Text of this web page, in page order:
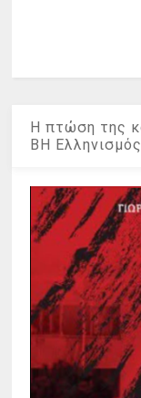
Η πτώση της
ΒΗ Ελληνισμός